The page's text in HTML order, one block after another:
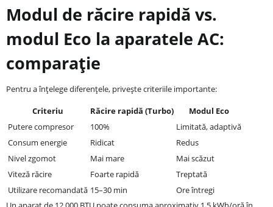
Modul de răcire rapidă vs.
modul Eco la aparatele AC:
comparație
Pentru a înțelege diferențele, privește criteriile importante:
Criteriu
Răcire rapidă (Turbo)
Modul Eco
Putere compresor
100%
Limitată, adaptivă
Consum energie
Ridicat
Redus
Nivel zgomot
Mai mare
Mai scăzut
Viteză răcire
Foarte rapidă
Treptată
Utilizare recomandată 15–30 min
Ore întregi